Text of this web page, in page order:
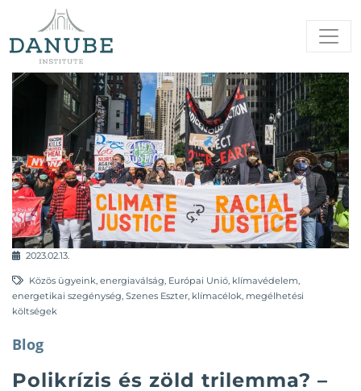
2023.02.13.
Közös ügyeink, energiaválság, Európai Unió, klímavédelem,
energetikai szegénység, Szenes Eszter, klímacélok, megélhetési
költségek
Blog
Polikrízis és zöld trilemma? –